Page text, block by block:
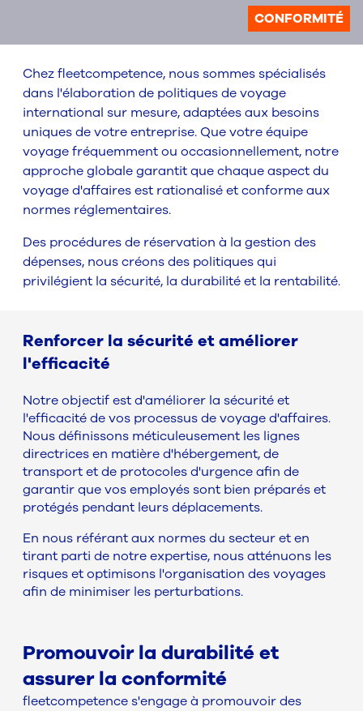
CONFORMITÉ
Chez fleetcompetence, nous sommes spécialisés
dans l'élaboration de politiques de voyage
international sur mesure, adaptées aux besoins
uniques de votre entreprise. Que votre équipe
voyage fréquemment ou occasionnellement, notre
approche globale garantit que chaque aspect du
voyage d'affaires est rationalisé et conforme aux
normes réglementaires.
Des procédures de réservation à la gestion des
dépenses, nous créons des politiques qui
privilégient la sécurité, la durabilité et la rentabilité.
Renforcer la sécurité et améliorer
l'efficacité
Notre objectif est d'améliorer la sécurité et
l'efficacité de vos processus de voyage d'affaires.
Nous définissons méticuleusement les lignes
directrices en matière d'hébergement, de
transport et de protocoles d'urgence afin de
garantir que vos employés sont bien préparés et
protégés pendant leurs déplacements.
En nous référant aux normes du secteur et en
tirant parti de notre expertise, nous atténuons les
risques et optimisons l'organisation des voyages
afin de minimiser les perturbations.
Promouvoir la durabilité et
assurer la conformité
fleetcompetence s'engage à promouvoir des